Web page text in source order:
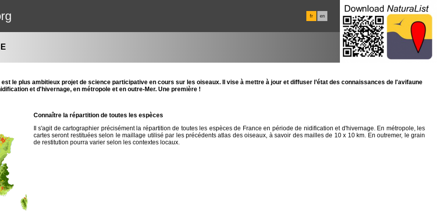
fr en
est le plus ambitieux projet de science participative en cours sur les oiseaux. Il vise à mettre à jour et diffuser l’état des connaissances de l'avifaune
et d'hivernage, en métropole et en outre-Mer. Une première !
Connaître la répartition de toutes les espèces
Il s'agit de cartographier précisément la répartition de toutes les espèces de France en période de nidification et d'hivernage. En métropole, les
cartes seront restituées selon le maillage utilisé par les précédents atlas des oiseaux, à savoir des mailles de 10 x 10 km. En outremer, le grain
de restitution pourra varier selon les contextes locaux.